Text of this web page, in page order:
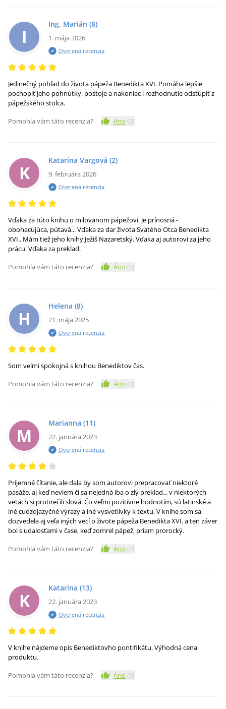
I
Ing. Marián (8)
1. mája 2026
Overená recenzia
Jedinečný pohľad do života pápeža Benedikta XVI. Pomáha lepšie
pochopiť jeho pohnútky, postoje a nakoniec i rozhodnutie odstúpiť z
pápežského stolca.
Pomohla vám táto recenzia?
Áno (0)
K
Katarína Vargová (2)
9. februára 2026
Overená recenzia
Vďaka za túto knihu o milovanom pápežovi. Je prínosná -
obohacujúca, pútavá... Vďaka za dar života Svätého Otca Benedikta
XVI.. Mám tiež jeho knihy Ježiš Nazaretský. Vďaka aj autorovi za jeho
prácu. Vďaka za preklad.
Pomohla vám táto recenzia?
Áno (0)
H
Helena (8)
21. mája 2025
Overená recenzia
Som veľmi spokojná s knihou Benediktov čas.
Pomohla vám táto recenzia?
Áno (0)
M
Marianna (11)
22. januára 2023
Overená recenzia
Príjemné čítanie, ale dala by som autorovi prepracovať niektoré
pasáže, aj keď neviem či sa nejedná iba o zlý preklad... v niektorých
vetách si protirečili slová. Čo veľmi pozitívne hodnotím, sú latinské a
iné cudzojazyčné výrazy a iné vysvetlivky k textu. V knihe som sa
dozvedela aj veľa iných vecí o živote pápeža Benedikta XVI. a ten záver
bol s udalosťami v čase, keď zomrel pápež, priam prorocký.
Pomohla vám táto recenzia?
Áno (0)
K
Katarína (13)
22. januára 2023
Overená recenzia
V knihe nájdeme opis Benediktovho pontifikátu. Výhodná cena
produktu.
Pomohla vám táto recenzia?
Áno (0)